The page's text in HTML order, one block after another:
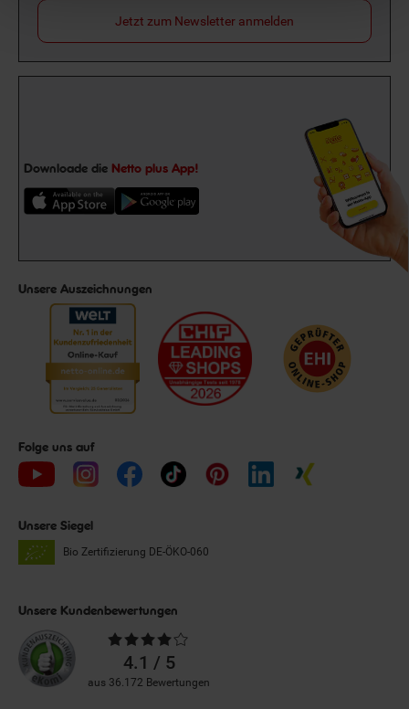
Jetzt zum Newsletter anmelden
Downloade die Netto plus App!
Unsere Auszeichnungen
Folge uns auf
Unsere Siegel
Bio Zertifizierung DE-ÖKO-060
Unsere Kundenbewertungen
Durchschnittliche
Bewertungen4.1 / 5
aus 36.172 Bewertungen